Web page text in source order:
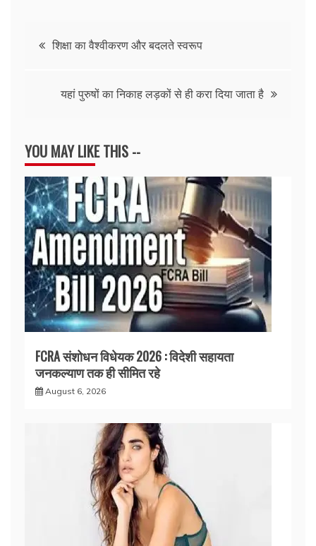
Postशिक्षा का वैश्वीकरण और बदलते स्वरूप
यहां पुरुषों का निकाह लड़कों से ही करा दिया जाता है
YOU MAY LIKE THIS --
FCRA संशोधन विधेयक 2026 : विदेशी सहायता
जनकल्याण तक ही सीमित रहे
August 6, 2026